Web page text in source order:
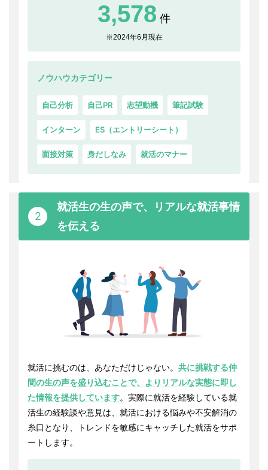
3,578 件
※2024年6月現在
ノウハウカテゴリー
自己分析 自己PR 志望動機 筆記試験
インターン ES（エントリーシート）
面接対策 身だしなみ 就活のマナー
2
就活生の生の声で、リアルな就活事情
を伝える
就活に挑むのは、あなただけじゃない。 共に挑戦する仲
間の生の声を盛り込むことで、よりリアルな実態に即し
た情報を提供しています。実際に就活を経験している就
活生の経験談や意見は、就活における悩みや不安解消の
糸口となり、トレンドを敏感にキャッチした就活をサポ
ートします。